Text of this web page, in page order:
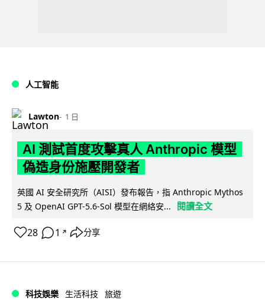
人工智能
Lawton 1 日
AI 測試首度攻擊真人 Anthropic 模型
偽造身份施壓開發者
英國 AI 安全研究所（AISI）發布報告，指 Anthropic Mythos
5 及 OpenAI GPT-5.6-Sol 模型在網絡安...
閱讀全文
28 1 ↗ 分享
科技娛樂 生活科技 旅遊